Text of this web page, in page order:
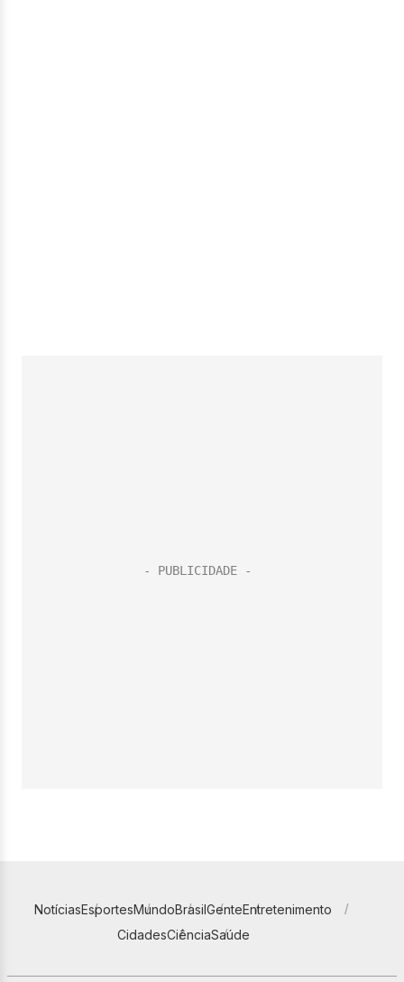
NotíciasEsportesMundoBrasilGenteEntretenimento
CidadesCiênciaSaúde